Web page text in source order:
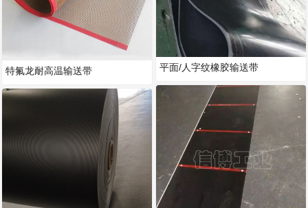
特氟龙耐高温输送带 平面/人字纹橡胶输送带